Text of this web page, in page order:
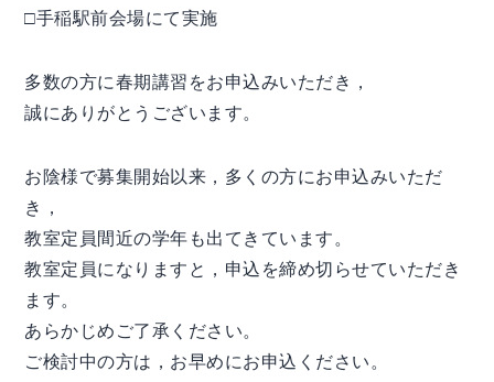
□手稲駅前会場にて実施
多数の方に春期講習をお申込みいただき，
誠にありがとうございます。
お陰様で募集開始以来，多くの方にお申込みいただ
き，
教室定員間近の学年も出てきています。
教室定員になりますと，申込を締め切らせていただき
ます。
あらかじめご了承ください。
ご検討中の方は，お早めにお申込ください。